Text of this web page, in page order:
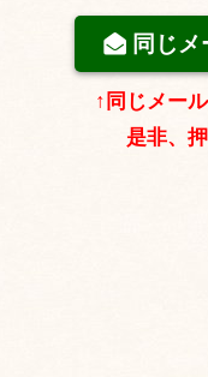
同じ
↑同じメー
是非、